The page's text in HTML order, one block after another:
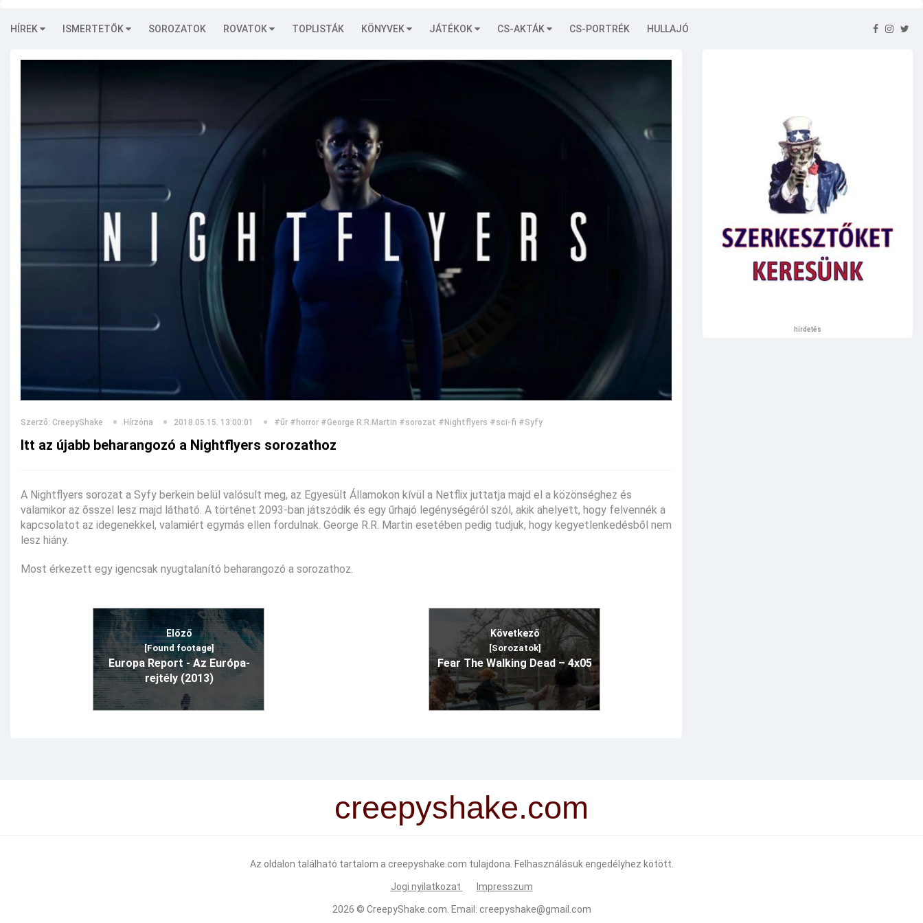
HÍREK ISMERTETŐK SOROZATOK ROVATOK TOPLISTÁK KÖNYVEK JÁTÉKOK CS-AKTÁK CS-PORTRÉK HULLAJÓ
Szerző: CreepyShake Hírzóna 2018.05.15. 13:00:01 #űr #horror #George R.R.Martin #sorozat #Nightflyers #sci-fi #Syfy
Itt az újabb beharangozó a Nightflyers sorozathoz
A Nightflyers sorozat a Syfy berkein belül valósult meg, az Egyesült Államokon kívül a Netflix juttatja majd el a közönséghez és
valamikor az ősszel lesz majd látható. A történet 2093-ban játszódik és egy űrhajó legénységéról szól, akik ahelyett, hogy felvennék a
kapcsolatot az idegenekkel, valamiért egymás ellen fordulnak. George R.R. Martin esetében pedig tudjuk, hogy kegyetlenkedésből nem
lesz hiány.
Most érkezett egy igencsak nyugtalanító beharangozó a sorozathoz.
Előző
[Found footage]
Europa Report - Az Európa-
rejtély (2013)
Következő
[Sorozatok]
Fear The Walking Dead – 4x05
hirdetés
creepyshake.com
Az oldalon található tartalom a creepyshake.com tulajdona. Felhasználásuk engedélyhez kötött.
Jogi nyilatkozat Impresszum
2026 © CreepyShake.com. Email: creepyshake@gmail.com